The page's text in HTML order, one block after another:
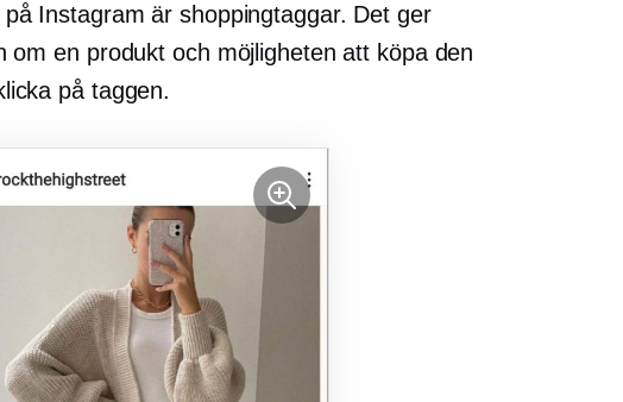
Instagram är shoppingtaggar. Det ger
om en produkt och möjligheten att köpa den
på taggen.